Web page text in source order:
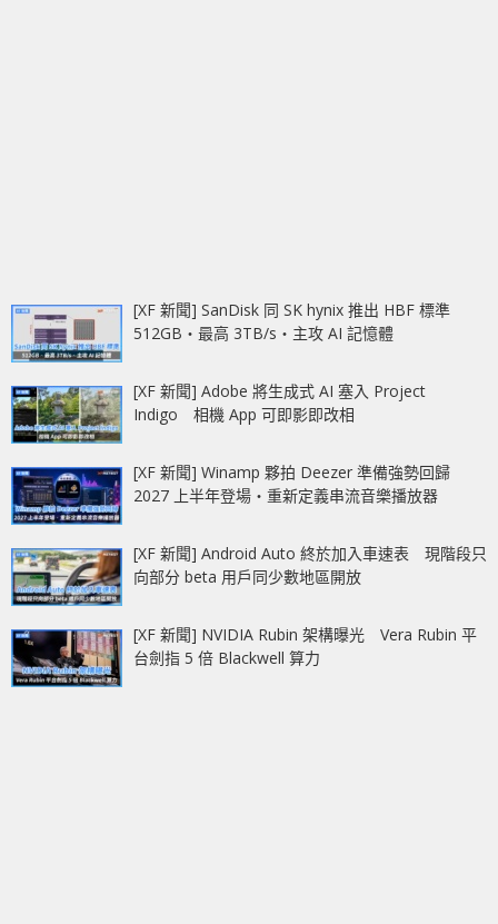
[XF 新聞] SanDisk 同 SK hynix 推出 HBF 標準
512GB‧最高 3TB/s‧主攻 AI 記憶體
[XF 新聞] Adobe 將生成式 AI 塞入 Project
Indigo 相機 App 可即影即改相
[XF 新聞] Winamp 夥拍 Deezer 準備強勢回歸
2027 上半年登場‧重新定義串流音樂播放器
[XF 新聞] Android Auto 終於加入車速表 現階段只
向部分 beta 用戶同少數地區開放
[XF 新聞] NVIDIA Rubin 架構曝光 Vera Rubin 平
台劍指 5 倍 Blackwell 算力